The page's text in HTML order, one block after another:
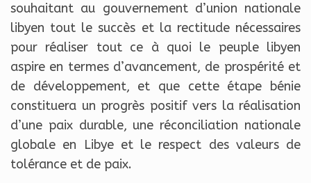
souhaitant au gouvernement d’union nationale
libyen tout le succès et la rectitude nécessaires
pour réaliser tout ce à quoi le peuple libyen
aspire en termes d’avancement, de prospérité et
de développement, et que cette étape bénie
constituera un progrès positif vers la réalisation
d’une paix durable, une réconciliation nationale
globale en Libye et le respect des valeurs de
tolérance et de paix.